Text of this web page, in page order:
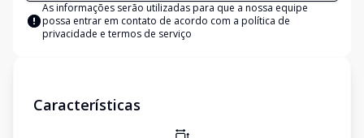
As informações serão utilizadas para que a nossa equipe
possa entrar em contato de acordo com a política de
privacidade e termos de serviço
Características